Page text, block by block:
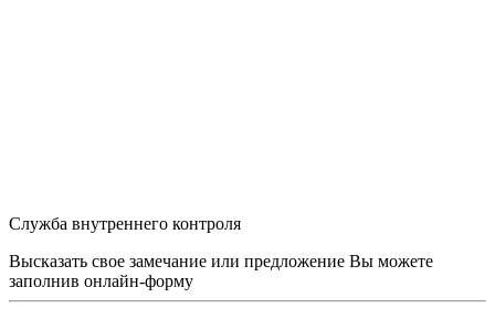
Служба внутреннего контроля
Высказать свое замечание или предложение Вы можете
заполнив онлайн-форму